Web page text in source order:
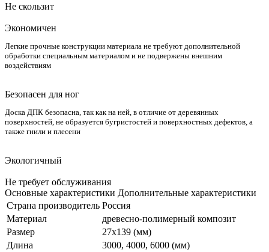
Не скользит
Экономичен
Легкие прочные конструкции материала не требуют дополнительной
обработки специальным материалом и не подвержены внешним
воздействиям
Безопасен для ног
Доска ДПК безопасна, так как на ней, в отличие от деревянных
поверхностей, не образуется бугристостей и поверхностных дефектов, а
также гнили и плесени
Экологичный
Не требует обслуживания
Основные характеристики Дополнительные характеристики
Страна производитель Россия
Материал
древесно-полимерный композит
Размер
27x139 (мм)
Длина
3000, 4000, 6000 (мм)